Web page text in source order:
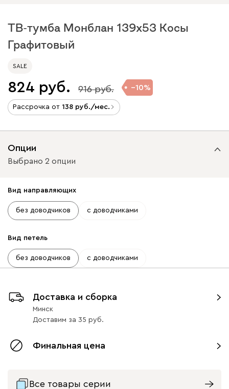
ТВ-тумба Монблан 139x53 Косы
Графитовый
SALE
824 916 10
Рассрочка от 138 /мес.
Опции
Выбрано 2 опции
Вид направляющих
без доводчиков с доводчиками
Вид петель
без доводчиков с доводчиками
Доставка и сборка
Минск
Доставим за 35
Финальная цена
Все товары серии